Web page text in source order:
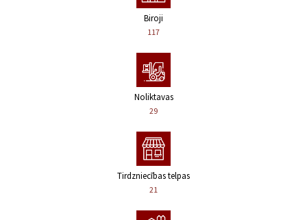
Biroji
117
Noliktavas
29
Tirdzniecības telpas
21